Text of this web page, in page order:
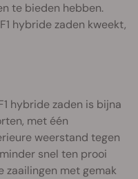
te bieden hebben.
hybride zaden kweekt,
hybride zaden is bijna
met één
weerstand tegen
snel ten prooi
zaailingen met gemak